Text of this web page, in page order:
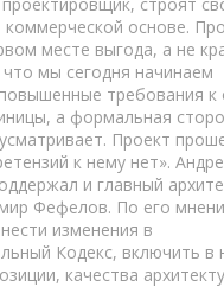
основе.
месте выгода, а не
что мы сегодня начинаем
требования к
а формальная
Проект
к нему нет».
и главный
Фефелов. По его
изменения в
Кодекс, включить в
качества